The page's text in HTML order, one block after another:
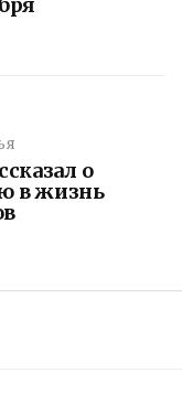
о
в жизнь